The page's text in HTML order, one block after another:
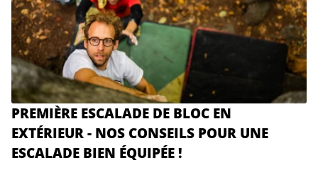
PREMIÈRE ESCALADE DE BLOC EN
EXTÉRIEUR - NOS CONSEILS POUR UNE
ESCALADE BIEN ÉQUIPÉE !